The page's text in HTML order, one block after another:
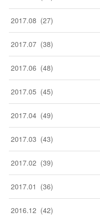
2017.08 (27)
2017.07 (38)
2017.06 (48)
2017.05 (45)
2017.04 (49)
2017.03 (43)
2017.02 (39)
2017.01 (36)
2016.12 (42)